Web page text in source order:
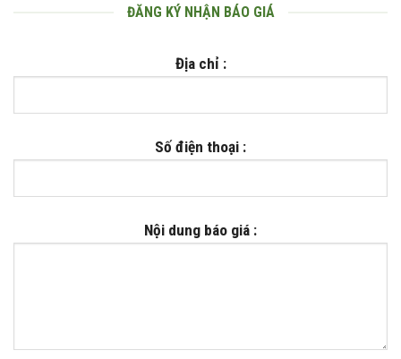
ĐĂNG KÝ NHẬN BÁO GIÁ
Địa chỉ :
Số điện thoại :
Nội dung báo giá :